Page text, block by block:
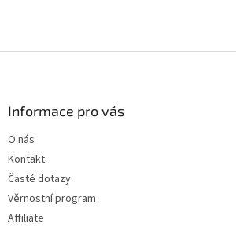
Informace pro vás
O nás
Kontakt
Časté dotazy
Věrnostní program
Affiliate